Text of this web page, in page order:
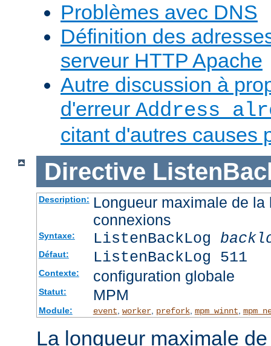
Problèmes avec DNS
Définition des
serveur HTTP Apache
Autre discussion à
d'erreur Address
citant d'autres causes
Directive
Description: Longueur maximale de
connexions
Syntaxe: ListenBackLog
Défaut: ListenBackLog 511
Contexte: configuration globale
Statut: MPM
Module: event, worker, prefork, mpm_winnt,
La longueur maximale